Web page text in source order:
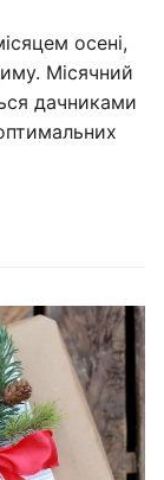
осені,
Місячний
дачниками